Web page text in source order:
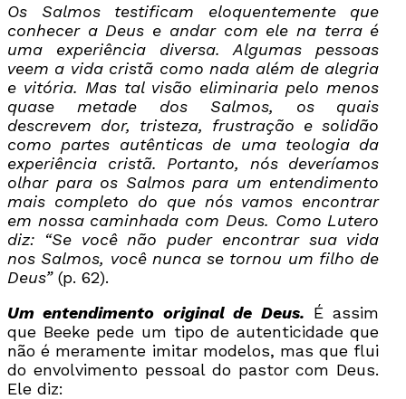
Os Salmos testificam eloquentemente que
conhecer a Deus e andar com ele na terra é
uma experiência diversa. Algumas pessoas
veem a vida cristã como nada além de alegria
e vitória. Mas tal visão eliminaria pelo menos
quase metade dos Salmos, os quais
descrevem dor, tristeza, frustração e solidão
como partes autênticas de uma teologia da
experiência cristã. Portanto, nós deveríamos
olhar para os Salmos para um entendimento
mais completo do que nós vamos encontrar
em nossa caminhada com Deus. Como Lutero
diz: “Se você não puder encontrar sua vida
nos Salmos, você nunca se tornou um filho de
Deus” (p. 62).
Um entendimento original de Deus. É assim
que Beeke pede um tipo de autenticidade que
não é meramente imitar modelos, mas que flui
do envolvimento pessoal do pastor com Deus.
Ele diz: